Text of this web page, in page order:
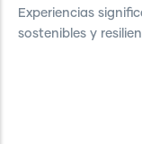
Experiencias
sostenibles y